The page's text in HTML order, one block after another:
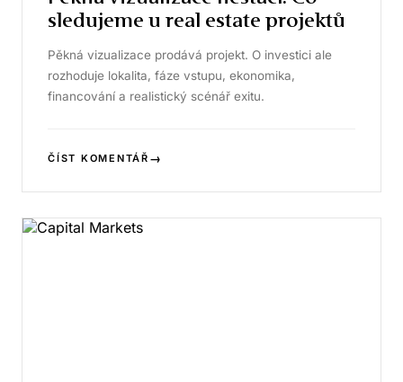
sledujeme u real estate projektů
Pěkná vizualizace prodává projekt. O investici ale
rozhoduje lokalita, fáze vstupu, ekonomika,
financování a realistický scénář exitu.
ČÍST KOMENTÁŘ →